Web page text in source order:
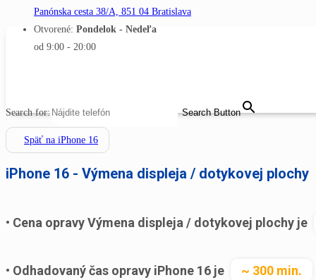
Panónska cesta 38/A, 851 04 Bratislava
Otvorené: Pondelok - Nedeľa
od 9:00 - 20:00
Search for: Search Button
Späť na iPhone 16
iPhone 16 - Výmena displeja / dotykovej plochy
Cena opravy Výmena displeja / dotykovej plochy je
Odhadovaný čas opravy iPhone 16 je ~ 300 min.